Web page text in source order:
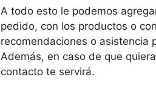
A todo esto le podemos
pedido, con los productos o
recomendaciones o asistencia
Además, en caso de que
contacto te servirá.